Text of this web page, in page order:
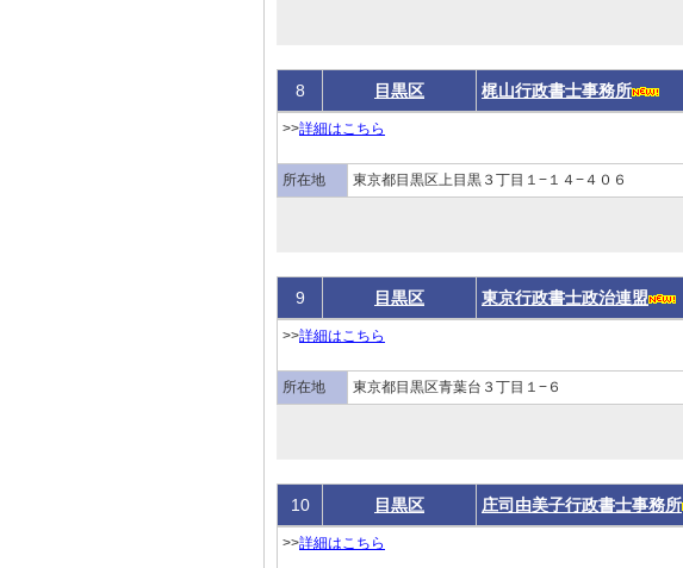
8 目黒区 梶山行政書士事務所
>>詳細はこちら
所在地 東京都目黒区上目黒３丁目１−１４−４０６
9 目黒区 東京行政書士政治連盟
>>詳細はこちら
所在地 東京都目黒区青葉台３丁目１−６
10 目黒区 庄司由美子行政書士事務所
>>詳細はこちら